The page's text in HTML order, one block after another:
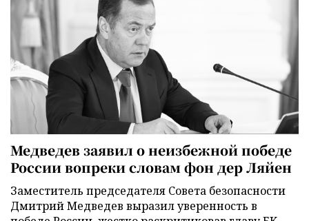
Медведев заявил о неизбежной победе
России вопреки словам фон дер Ляйен
Заместитель председателя Совета безопасности
Дмитрий Медведев выразил уверенность в